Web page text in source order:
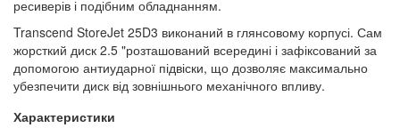
ресиверів і подібним обладнанням.
Transcend StoreJet 25D3 виконаний в глянсовому корпусі. Сам
жорсткий диск 2.5 "розташований всередині і зафіксований за
допомогою антиударної підвіски, що дозволяє максимально
убезпечити диск від зовнішнього механічного впливу.
Характеристики